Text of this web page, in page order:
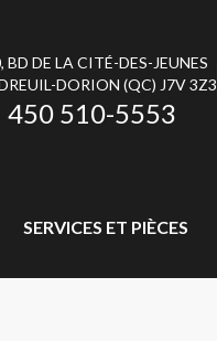
BD DE LA CITÉ-DES-JEUNES
DORION (QC) J7V 3Z3
450 510-5553
SERVICES ET PIÈCES